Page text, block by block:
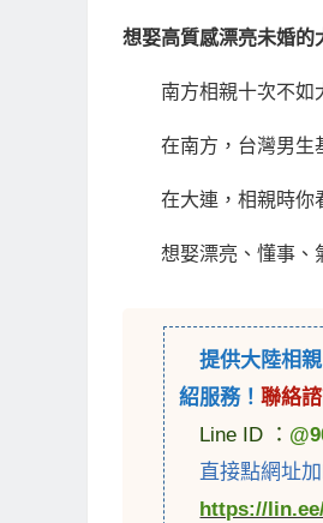
想娶高質感漂亮未婚的
南方相親十次不如
在南方，台灣男生
在大連，相親時你
想娶漂亮、懂事、
提供大陸相
紹服務！聯絡諮
Line ID ：
直接點網址加
https://